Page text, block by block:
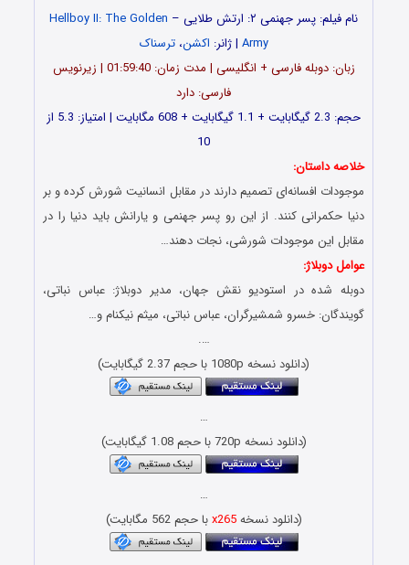
نام فیلم: پسر جهنمی ۲: ارتش طلایی –
Hellboy II: The Golden
Army | ژانر: اکشن،ترسناک
زبان: دوبله فارسی + انگلیسی | مدت زمان: 01:59:40 | زیرنویس
فارسی: دارد
حجم: 2.3 گیگابایت + 1.1 گیگابایت + 608 مگابایت | امتیاز: 5.3 از
10
خلاصه داستان:
موجودات افسانه‌ای تصمیم دارند در مقابل انسانیت شورش کرده و بر
دنیا حکمرانی کنند. از این رو پسر جهنمی و یارانش باید دنیا را در
مقابل این موجودات شورشی، نجات دهند…
عوامل دوبلاژ:
دوبله شده در استودیو نقش جهان، مدیر دوبلاژ: عباس نباتی،
گویندگان: خسرو شمشیرگران، عباس نباتی، میثم نیکنام و…
….
(دانلود نسخه 1080p با حجم 2.37 گیگابایت)
…
(دانلود نسخه 720p با حجم 1.08 گیگابایت)
…
(دانلود نسخهx265با حجم 562 مگابایت)